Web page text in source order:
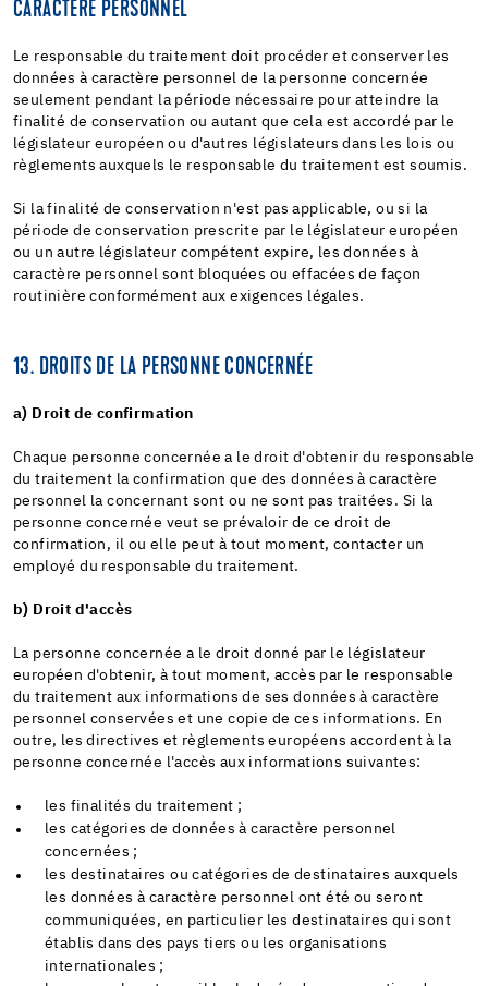
CARACTÈRE PERSONNEL
Le responsable du traitement doit procéder et conserver les
données à caractère personnel de la personne concernée
seulement pendant la période nécessaire pour atteindre la
finalité de conservation ou autant que cela est accordé par le
législateur européen ou d'autres législateurs dans les lois ou
règlements auxquels le responsable du traitement est soumis.
Si la finalité de conservation n'est pas applicable, ou si la
période de conservation prescrite par le législateur européen
ou un autre législateur compétent expire, les données à
caractère personnel sont bloquées ou effacées de façon
routinière conformément aux exigences légales.
13. DROITS DE LA PERSONNE CONCERNÉE
a) Droit de confirmation
Chaque personne concernée a le droit d'obtenir du responsable
du traitement la confirmation que des données à caractère
personnel la concernant sont ou ne sont pas traitées. Si la
personne concernée veut se prévaloir de ce droit de
confirmation, il ou elle peut à tout moment, contacter un
employé du responsable du traitement.
b) Droit d'accès
La personne concernée a le droit donné par le législateur
européen d'obtenir, à tout moment, accès par le responsable
du traitement aux informations de ses données à caractère
personnel conservées et une copie de ces informations. En
outre, les directives et règlements européens accordent à la
personne concernée l'accès aux informations suivantes:
les finalités du traitement ;
les catégories de données à caractère personnel
concernées ;
les destinataires ou catégories de destinataires auxquels
les données à caractère personnel ont été ou seront
communiquées, en particulier les destinataires qui sont
établis dans des pays tiers ou les organisations
internationales ;